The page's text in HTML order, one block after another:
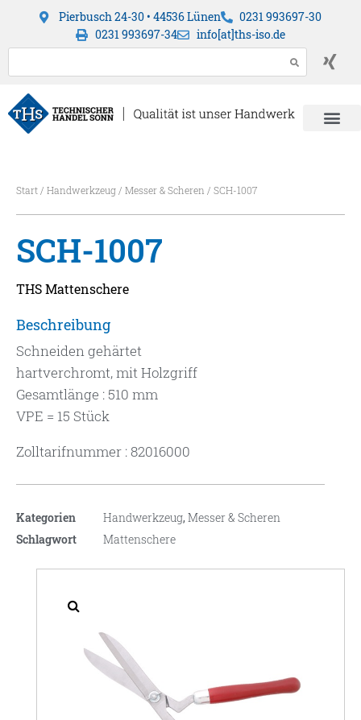
Pierbusch 24-30 • 44536 Lünen
0231 993697-30
0231 993697-34
info[at]ths-iso.de
Start/ Handwerkzeug/ Messer & Scheren / SCH-1007
SCH-1007
THS Mattenschere
Beschreibung
Schneiden gehärtet
hartverchromt, mit Holzgriff
Gesamtlänge : 510 mm
VPE = 15 Stück
Zolltarifnummer : 82016000
Kategorien Handwerkzeug,Messer & Scheren
Schlagwort
Mattenschere